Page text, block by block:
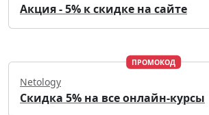
Акция - 5% к скидке на сайте
ПРОМОКОД
Netology
Скидка 5% на все онлайн-курсы